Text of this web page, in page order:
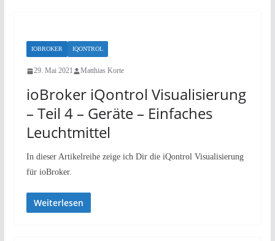
IOBROKER IQONTROL
29. Mai 2021 Matthias Korte
ioBroker iQontrol Visualisierung
– Teil 4 – Geräte – Einfaches
Leuchtmittel
In dieser Artikelreihe zeige ich Dir die iQontrol Visualisierung
für ioBroker.
Weiterlesen